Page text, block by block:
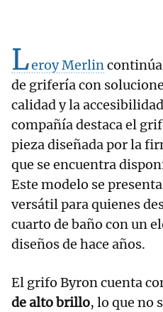
Leroy Merlin
de grifería con
calidad y la
compañía destaca el
pieza diseñada por la
que se encuentra
Este modelo se
versátil para quienes
cuarto de baño con un
diseños de hace años.
El grifo Byron cuenta
de alto brillo, lo que no